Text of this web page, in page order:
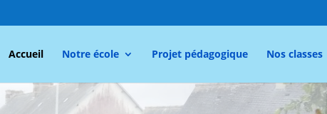
Accueil Notre école Projet pédagogique Nos classes